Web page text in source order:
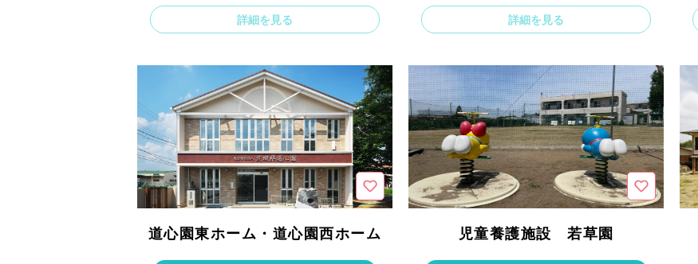
詳細を見る 詳細を見る
道心園東ホーム・道心園西ホーム 児童養護施設 若草園